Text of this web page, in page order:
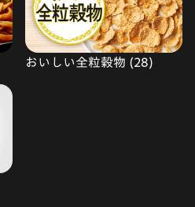
おいしい全粒穀物 (28)